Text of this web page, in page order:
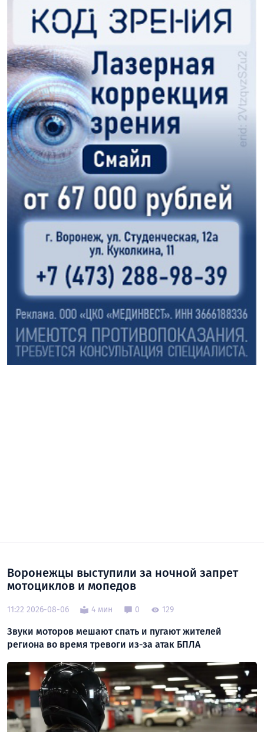
Воронежцы выступили за ночной запрет
мотоциклов и мопедов
11:22 2026-08-06 4 мин 0 129
Звуки моторов мешают спать и пугают жителей
региона во время тревоги из-за атак БПЛА